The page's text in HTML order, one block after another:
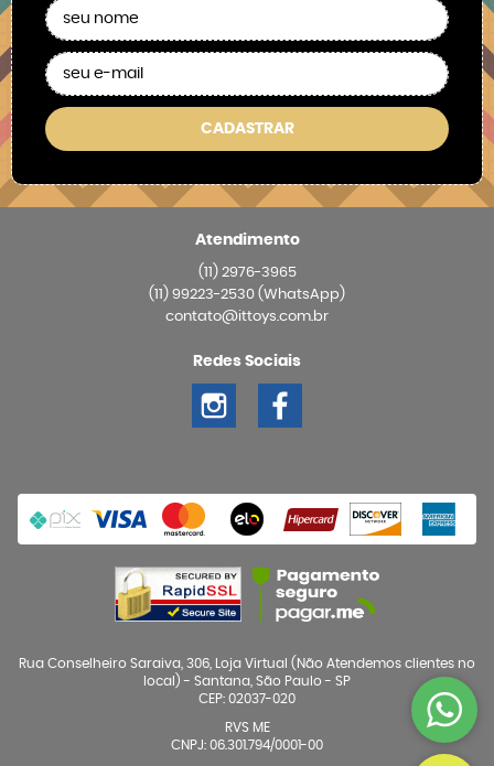
CADASTRAR
Atendimento
(11)2976-3965
(11) 99223-2530 (WhatsApp)
contato@ittoys.com.br
Redes Sociais
Rua Conselheiro Saraiva, 306, Loja Virtual (Não Atendemos clientes no
local) - Santana, São Paulo - SP
CEP: 02037-020
RVS ME
CNPJ: 06.301.794/0001-00